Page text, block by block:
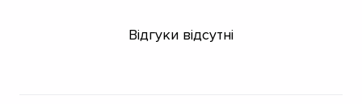
Відгуки відсутні